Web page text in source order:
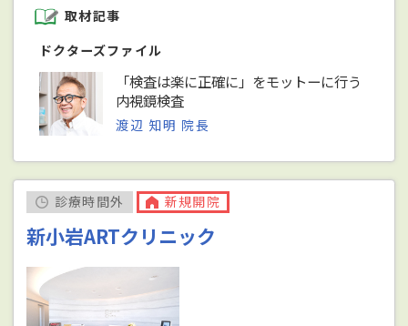
取材記事
ドクターズファイル
「検査は楽に正確に」をモットーに行う
内視鏡検査
渡辺 知明 院長
診療時間外 新規開院
新小岩ARTクリニック